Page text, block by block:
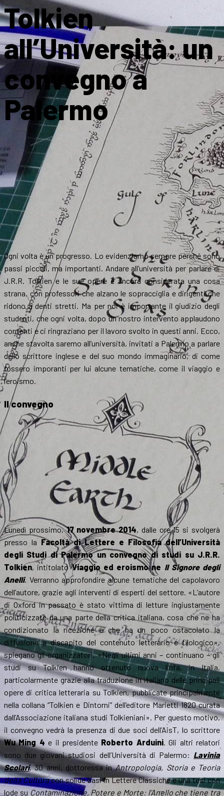
Tolkien
all’Università: un
convegno a
Palermo
Ogni volta è un progresso. Lo evidenziamo sempre perché sono
passi piccoli, ma importanti. Andare all’università per parlare di
J.R.R. Tolkien e le sue opere è ancora considerata una cosa
strana, con professori che alzano le sopracciglia e dirigenti che
ridono a denti stretti. Ma per noi è importante il giudizio degli
studenti, che ogni volta, dopo un nostro intervento applaudono
contenti e ci ringraziano per il lavoro svolto in questi anni. Ecco,
anche stavolta saremo all’università, invitati a Palermo a parlare
dello scrittore inglese e del suo mondo immaginario, di come
fossero imporanti per lui alcune tematiche, come il viaggio e
l’eroismo.
Il convegno
Lunedì prossimo,17 novembre 2014, dalle ore 15 si svolgerà
presso la Facoltà di Lettere e Filosofia dell’Università
degli Studi di Palermo un convegno di studi su J.R.R.
Tolkien, intitolatoViaggio ed eroismo ne Il Signore degli
Anelli. Verranno approfondire alcune tematiche del capolavoro
dell’autore, grazie agli interventi di esperti del settore. «L’autore
di Oxford in passato è stato vittima di letture ingiustamente
politicizzate da una parte della critica italiana, cosa che ne ha
condizionato la ricezione e che ha un poco ostacolato la
diffusione a discapito del contenuto letterario e filologico»,
spiegano gli organizzatori. «Negli ultimi anni – continuano – gli
studi su Tolkien hanno ottenuto nuova linfa, in Italia,
particolarmente grazie alla traduzione in italiano delle principali
opere di critica letteraria su Tolkien, pubblicate principalmente
nella collana “Tolkien e Dintorni” dell’editore Marietti 1820 curata
dall’Associazione italiana studi Tolkieniani». Per questo motivo,
il convegno vedrà la presenza di due soci dell’AisT, lo scrittore
Wu Ming 4 e il presidente Roberto Arduini. Gli altri relatori
sono due giovani studiosi dell’Università di Palermo: Lavinia
Scolari, 30 anni, dottoressa inAntropologia, Storia e Teoria
della Culturacon solide basi in Lettere Classiche e una tesi con
lode su Contaminazione, Potere e Morte: l’Anello che tiene tra